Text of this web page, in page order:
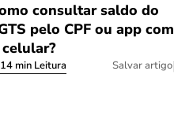
consultar saldo do
pelo CPF ou app com
14 min Leitura Salvar artigo